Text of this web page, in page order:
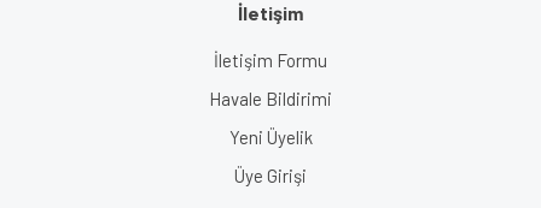
İletişim
İletişim Formu
Havale Bildirimi
Yeni Üyelik
Üye Girişi